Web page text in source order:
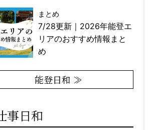
まとめ
7/28更新｜2026年能登エ
リアのおすすめ情報まと
め
能登日和 ≫
事日和